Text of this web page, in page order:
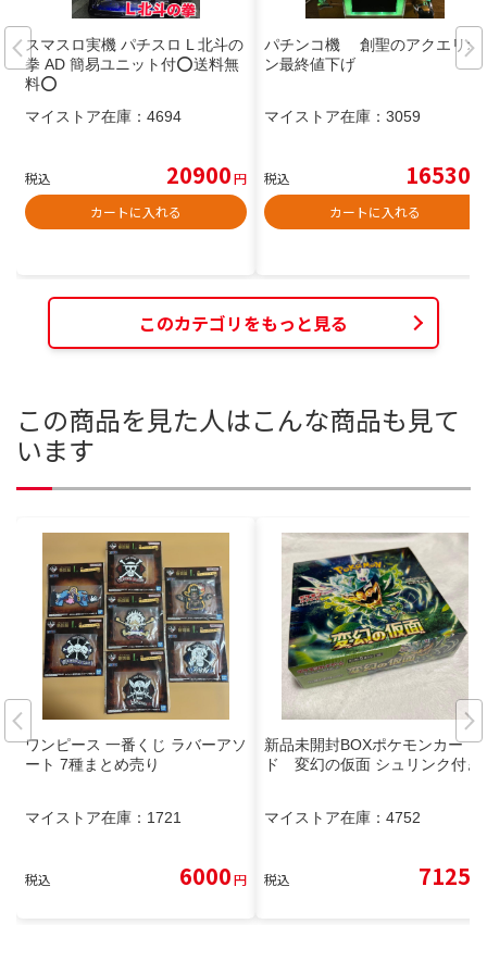
スマスロ実機 パチスロ L 北斗の
拳 AD 簡易ユニット付⭕️送料無
料⭕️
マイストア在庫： 4694
税込 20900円
カートに入れる
パチンコ機 創聖のアクエリオ
ン最終値下げ
マイストア在庫： 3059
税込 16530
カートに入れる
このカテゴリをもっと見る
この商品を見た人はこんな商品も見て
います
ワンピース 一番くじ ラバーアソ
ート 7種まとめ売り
マイストア在庫： 1721
税込 6000円
新品未開封BOXポケモンカー
ド 変幻の仮面 シュリンク付き
マイストア在庫： 4752
税込 7125